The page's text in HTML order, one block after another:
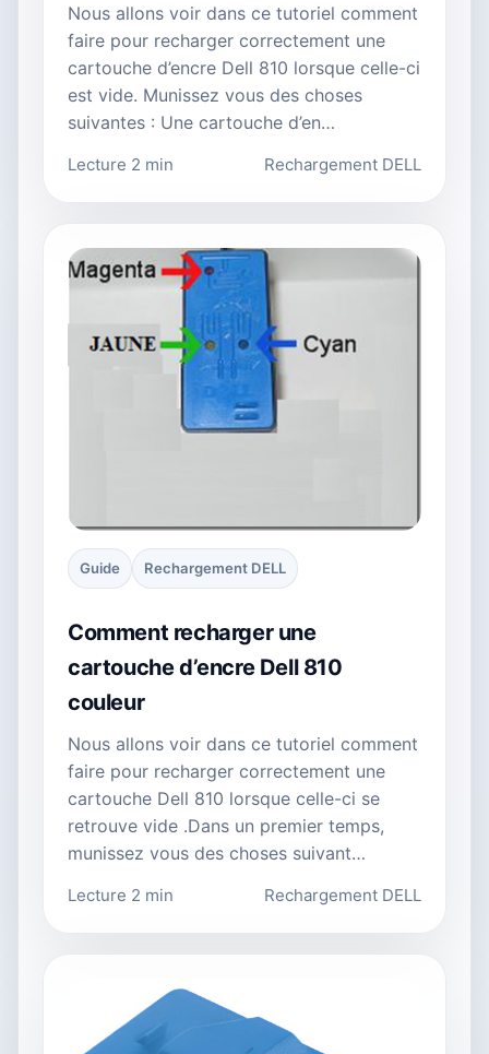
Nous allons voir dans ce tutoriel comment
faire pour recharger correctement une
cartouche d’encre Dell 810 lorsque celle-ci
est vide. Munissez vous des choses
suivantes : Une cartouche d’en…
Lecture 2 min Rechargement DELL
Guide Rechargement DELL
Comment recharger une
cartouche d’encre Dell 810
couleur
Nous allons voir dans ce tutoriel comment
faire pour recharger correctement une
cartouche Dell 810 lorsque celle-ci se
retrouve vide .Dans un premier temps,
munissez vous des choses suivant…
Lecture 2 min Rechargement DELL